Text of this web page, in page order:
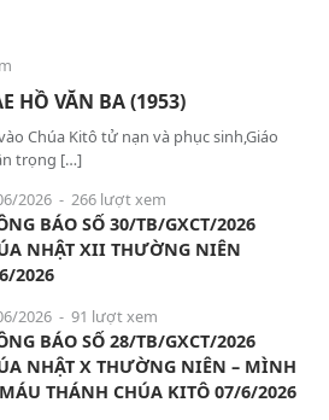
HỒ VĂN BA (1953)
Chúa Kitô tử nạn và phục sinh,Giáo
trọng […]
2026 - 266 lượt xem
BÁO SỐ 30/TB/GXCT/2026
NHẬT XII THƯỜNG NIÊN
2026
2026 - 91 lượt xem
BÁO SỐ 28/TB/GXCT/2026
NHẬT X THƯỜNG NIÊN – MÌNH
THÁNH CHÚA KITÔ 07/6/2026